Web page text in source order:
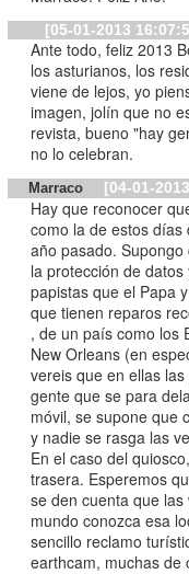
[05-01-2013
Ante todo, feliz 2013
los asturianos, los
viene de lejos, yo
imagen, jolín que no
revista, bueno "hay
no lo celebran.
Marraco [04-01-
Hay que reconocer
como la de estos
año pasado.
la protección de
papistas que el Papa y
que tienen reparos
, de un país como los
New Orleans (en
vereis que en ellas
gente que se para
móvil, se supone que
y nadie se rasga las
En el caso del
trasera. Esperemos
se den cuenta que
mundo conozca esa
sencillo reclamo
earthcam, muchas de